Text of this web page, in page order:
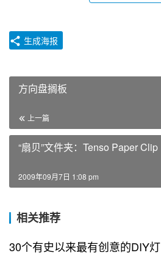
生成海报
方向盘搁板
上一篇
“扇贝”文件夹：Tenso Paper Clip
2009年09月7日 1:08 pm
相关推荐
30个有史以来最有创意的DIY灯